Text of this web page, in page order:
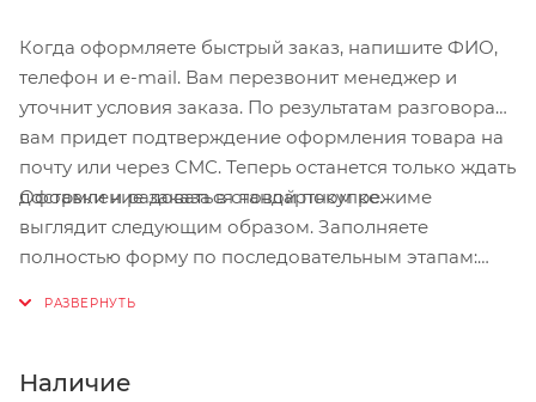
Когда оформляете быстрый заказ, напишите ФИО,
телефон и e-mail. Вам перезвонит менеджер и
уточнит условия заказа. По результатам разговора
вам придет подтверждение оформления товара на
почту или через СМС. Теперь останется только ждать
доставки и радоваться новой покупке.
Оформление заказа в стандартном режиме
выглядит следующим образом. Заполняете
полностью форму по последовательным этапам:
Нажмите кнопку «Оформить заказ».
Наличие